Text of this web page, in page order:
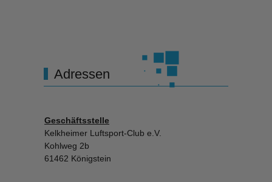
Adressen
Geschäftsstelle
Kelkheimer Luftsport-Club e.V.
Kohlweg 2b
61462 Königstein